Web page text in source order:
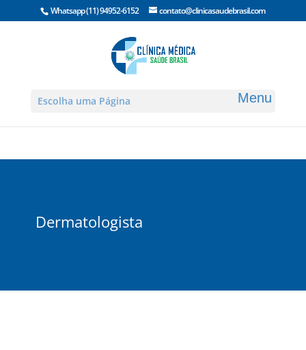
Whatsapp(11) 94952-6152 contato@clinicasaudebrasil.com
Escolha uma Página
Dermatologista